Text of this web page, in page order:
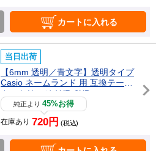
カートに入れる
当日出荷
【6mm 透明／青文字】透明タイプ
Casio ネームランド 用 互換テープ
カートリッジ / XR-6XB
純正より45%お得
在庫あり 720円 (税込)